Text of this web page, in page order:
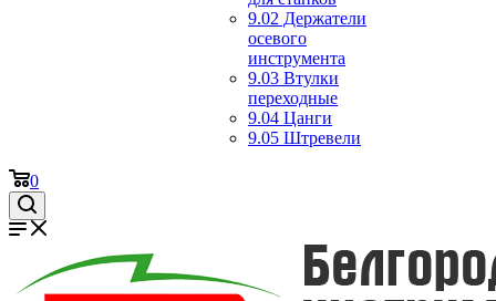
9.02 Держатели
осевого
инструмента
9.03 Втулки
переходные
9.04 Цанги
9.05 Штревели
0